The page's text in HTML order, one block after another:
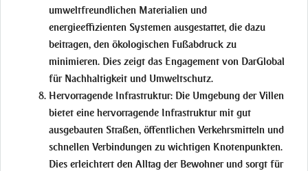
umweltfreundlichen Materialien und
energieeffizienten Systemen ausgestattet, die dazu
beitragen, den ökologischen Fußabdruck zu
minimieren. Dies zeigt das Engagement von DarGlobal
für Nachhaltigkeit und Umweltschutz.
Hervorragende Infrastruktur: Die Umgebung der Villen
bietet eine hervorragende Infrastruktur mit gut
ausgebauten Straßen, öffentlichen Verkehrsmitteln und
schnellen Verbindungen zu wichtigen Knotenpunkten.
Dies erleichtert den Alltag der Bewohner und sorgt für